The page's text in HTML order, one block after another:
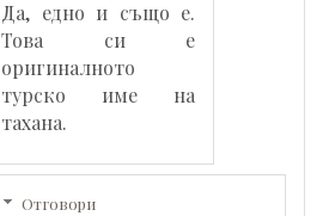
Да, едно и също е.
Това си е
оригиналното
турско име на
тахана.
Отговори